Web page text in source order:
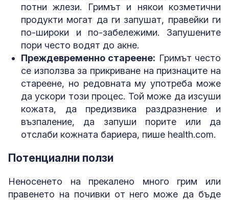
потни жлези. Гримът и някои козметични
продукти могат да ги запушат, правейки ги
по-широки и по-забележими. Запушените
пори често водят до акне.
Преждевременно стареене: Гримът често
се използва за прикриване на признаците на
стареене, но редовната му употреба може
да ускори този процес. Той може да изсуши
кожата, да предизвика раздразнение и
възпаление, да запуши порите или да
отслаби кожната бариера, пише health.com.
Потенциални ползи
Неносенето на прекалено много грим или
правенето на почивки от него може да бъде